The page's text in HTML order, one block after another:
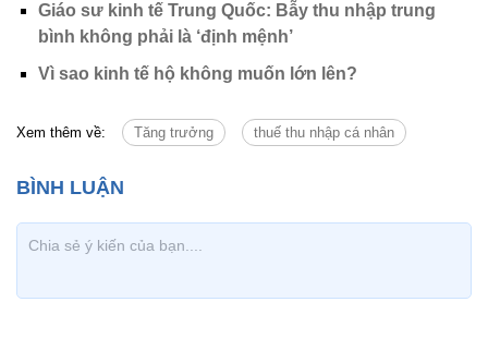
Giáo sư kinh tế Trung Quốc: Bẫy thu nhập trung
bình không phải là ‘định mệnh’
Vì sao kinh tế hộ không muốn lớn lên?
Xem thêm về: Tăng trưởng thuế thu nhập cá nhân